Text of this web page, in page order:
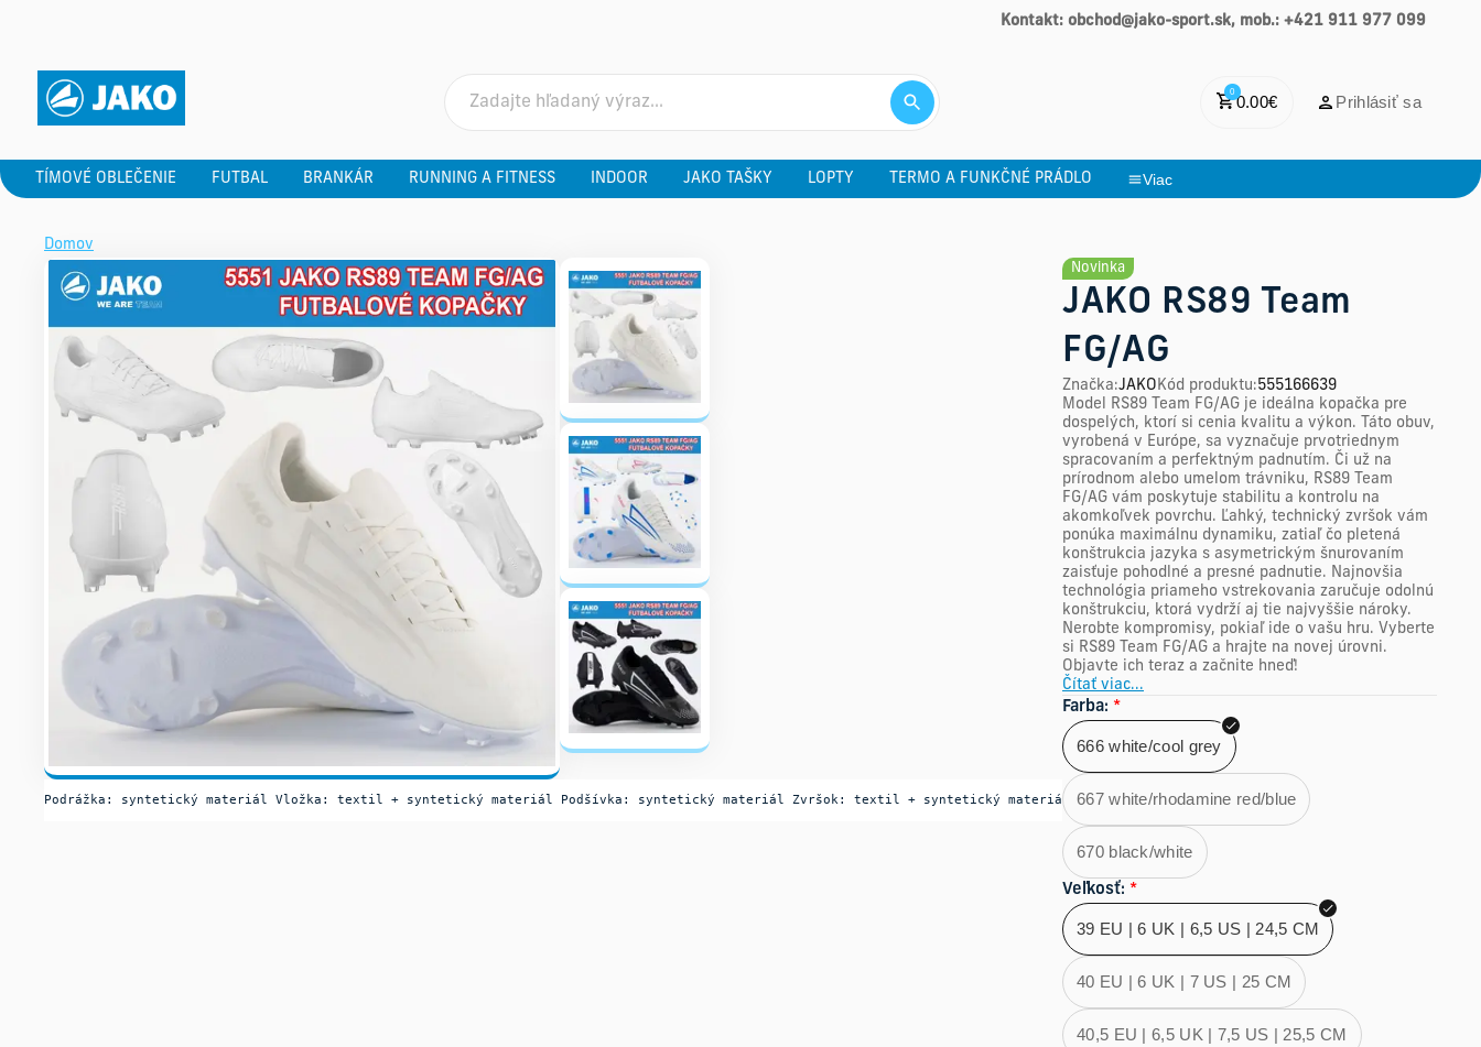
Kontakt: obchod@jako-sport.sk, mob.: +421 911 977 099
0
0.00€ Prihlásiť sa
TÍMOVÉ OBLEČENIE FUTBAL BRANKÁR RUNNING A FITNESS INDOOR JAKO TAŠKY LOPTY TERMO A FUNKČNÉ PRÁDLO Viac
Domov
Podrážka: syntetický materiál Vložka: textil + syntetický materiál Podšívka: syntetický materiál Zvršok: textil + syntetický materiá
Novinka
JAKO RS89 Team
FG/AG
Značka:JAKOKód produktu:555166639
Model RS89 Team FG/AG je ideálna kopačka pre
dospelých, ktorí si cenia kvalitu a výkon. Táto obuv,
vyrobená v Európe, sa vyznačuje prvotriednym
spracovaním a perfektným padnutím. Či už na
prírodnom alebo umelom trávniku, RS89 Team
FG/AG vám poskytuje stabilitu a kontrolu na
akomkoľvek povrchu. Ľahký, technický zvršok vám
ponúka maximálnu dynamiku, zatiaľ čo pletená
konštrukcia jazyka s asymetrickým šnurovaním
zaisťuje pohodlné a presné padnutie. Najnovšia
technológia priameho vstrekovania zaručuje odolnú
konštrukciu, ktorá vydrží aj tie najvyššie nároky.
Nerobte kompromisy, pokiaľ ide o vašu hru. Vyberte
si RS89 Team FG/AG a hrajte na novej úrovni.
Objavte ich teraz a začnite hneď!
Čítať viac...
Farba: *
666 white/cool grey
667 white/rhodamine red/blue
670 black/white
Veľkosť: *
39 EU | 6 UK | 6,5 US | 24,5 CM
40 EU | 6 UK | 7 US | 25 CM
40,5 EU | 6,5 UK | 7,5 US | 25,5 CM